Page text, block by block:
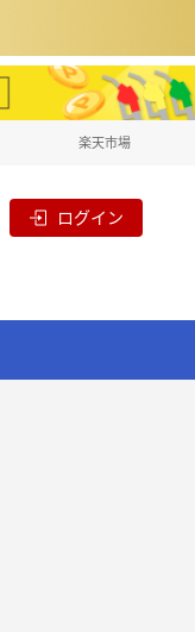
楽天市場
ログイン